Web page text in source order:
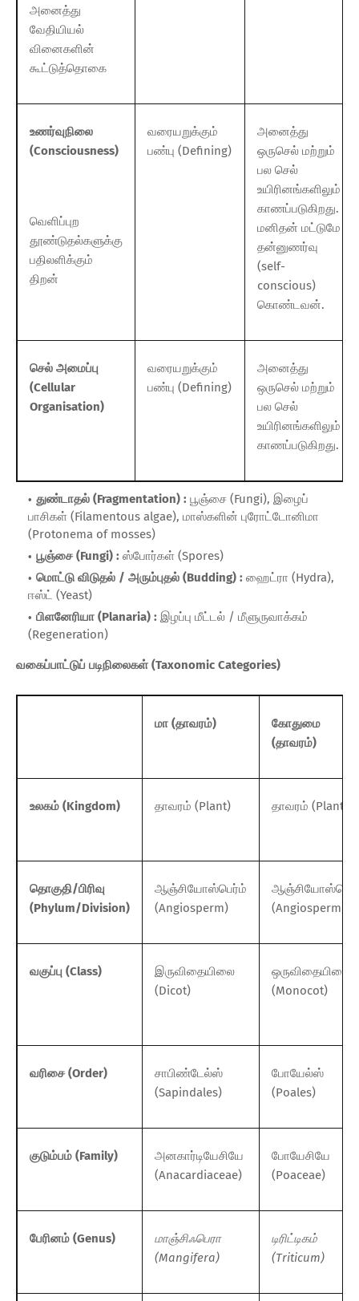
அனைத்து
வேதியியல்
வினைகளின்
கூட்டுத்தொகை
உணர்வுநிலை
(Consciousness)
வெளிப்புற
தூண்டுதல்களுக்கு
பதிலளிக்கும்
திறன்
வரையறுக்கும்
பண்பு (Defining)
அனைத்து
ஒருசெல் மற்றும்
பல செல்
உயிரினங்களிலும்
காணப்படுகிறது.
மனிதன் மட்டுமே
தன்னுணர்வு
(self-
conscious)
கொண்டவன்.
செல் அமைப்பு
(Cellular
Organisation)
வரையறுக்கும்
பண்பு (Defining)
அனைத்து
ஒருசெல் மற்றும்
பல செல்
உயிரினங்களிலும்
காணப்படுகிறது.
துண்டாதல் (Fragmentation) : பூஞ்சை (Fungi), இழைப்
பாசிகள் (Filamentous algae), மாஸ்களின் புரோட்டோனிமா
(Protonema of mosses)
பூஞ்சை (Fungi) : ஸ்போர்கள் (Spores)
மொட்டு விடுதல் / அரும்புதல் (Budding) : ஹைட்ரா (Hydra),
ஈஸ்ட் (Yeast)
பிளனேரியா (Planaria) : இழப்பு மீட்டல் / மீளுருவாக்கம்
(Regeneration)
வகைப்பாட்டுப் படிநிலைகள் (Taxonomic Categories)
மா (தாவரம்)
கோதுமை
(தாவரம்)
உலகம் (Kingdom) தாவரம் (Plant) தாவரம் (Plant)
தொகுதி/பிரிவு
(Phylum/Division)
ஆஞ்சியோஸ்பெர்ம்
(Angiosperm)
(Angiosperm)
வகுப்பு (Class)
இருவிதையிலை
(Dicot)
ஒருவிதையிலை
(Monocot)
வரிசை (Order)
சாபிண்டேல்ஸ்
(Sapindales)
போயேல்ஸ்
(Poales)
குடும்பம் (Family)
அனகார்டியேசியே
(Anacardiaceae)
போயேசியே
(Poaceae)
பேரினம் (Genus)
மாஞ்சிஃபெரா
(Mangifera)
டிரிட்டிகம்
(Triticum)